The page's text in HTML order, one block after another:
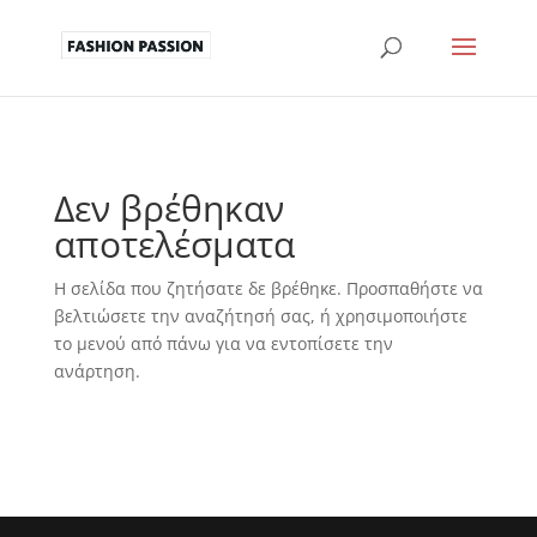
Δεν βρέθηκαν
αποτελέσματα
Η σελίδα που ζητήσατε δε βρέθηκε. Προσπαθήστε να
βελτιώσετε την αναζήτησή σας, ή χρησιμοποιήστε
το μενού από πάνω για να εντοπίσετε την
ανάρτηση.